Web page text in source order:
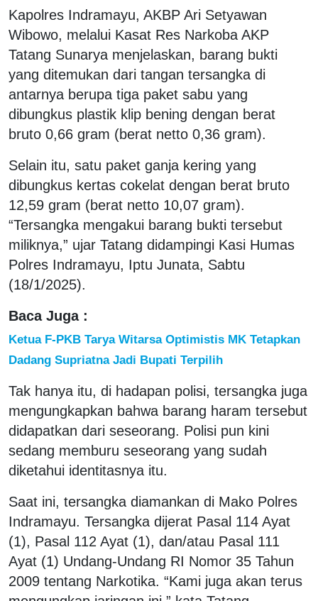
Kapolres Indramayu, AKBP Ari Setyawan
Wibowo, melalui Kasat Res Narkoba AKP
Tatang Sunarya menjelaskan, barang bukti
yang ditemukan dari tangan tersangka di
antarnya berupa tiga paket sabu yang
dibungkus plastik klip bening dengan berat
bruto 0,66 gram (berat netto 0,36 gram).
Selain itu, satu paket ganja kering yang
dibungkus kertas cokelat dengan berat bruto
12,59 gram (berat netto 10,07 gram).
“Tersangka mengakui barang bukti tersebut
miliknya,” ujar Tatang didampingi Kasi Humas
Polres Indramayu, Iptu Junata, Sabtu
(18/1/2025).
Baca Juga :
Ketua F-PKB Tarya Witarsa Optimistis MK Tetapkan
Dadang Supriatna Jadi Bupati Terpilih
Tak hanya itu, di hadapan polisi, tersangka juga
mengungkapkan bahwa barang haram tersebut
didapatkan dari seseorang. Polisi pun kini
sedang memburu seseorang yang sudah
diketahui identitasnya itu.
Saat ini, tersangka diamankan di Mako Polres
Indramayu. Tersangka dijerat Pasal 114 Ayat
(1), Pasal 112 Ayat (1), dan/atau Pasal 111
Ayat (1) Undang-Undang RI Nomor 35 Tahun
2009 tentang Narkotika. “Kami juga akan terus